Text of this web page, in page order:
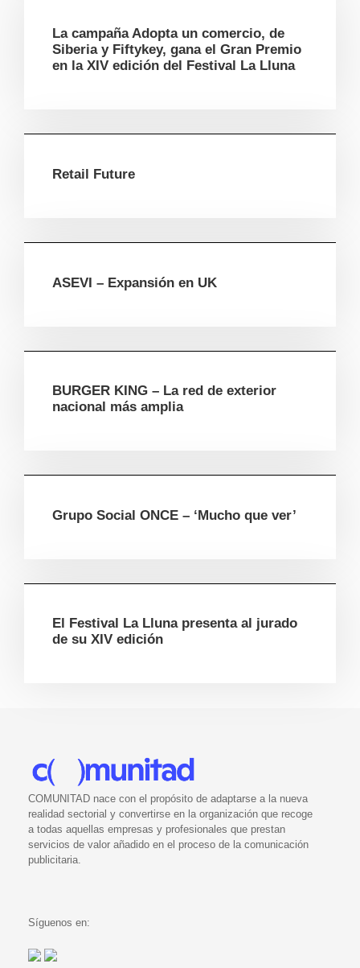
La campaña Adopta un comercio, de
Siberia y Fiftykey, gana el Gran Premio
en la XIV edición del Festival La Lluna
Retail Future
ASEVI – Expansión en UK
BURGER KING – La red de exterior
nacional más amplia
Grupo Social ONCE – ‘Mucho que ver’
El Festival La Lluna presenta al jurado
de su XIV edición
COMUNITAD nace con el propósito de adaptarse a la nueva
realidad sectorial y convertirse en la organización que recoge
a todas aquellas empresas y profesionales que prestan
servicios de valor añadido en el proceso de la comunicación
publicitaria.
Síguenos en: